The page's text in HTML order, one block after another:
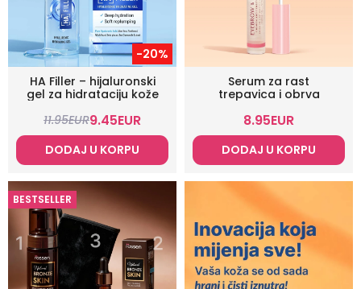
-20%
HA Filler – hijaluronski
gel za hidrataciju kože
11.95EUR9.45EUR
DODAJ U KORPU
Serum za rast
trepavica i obrva
8.95EUR
DODAJ U KORPU
BESTSELLER